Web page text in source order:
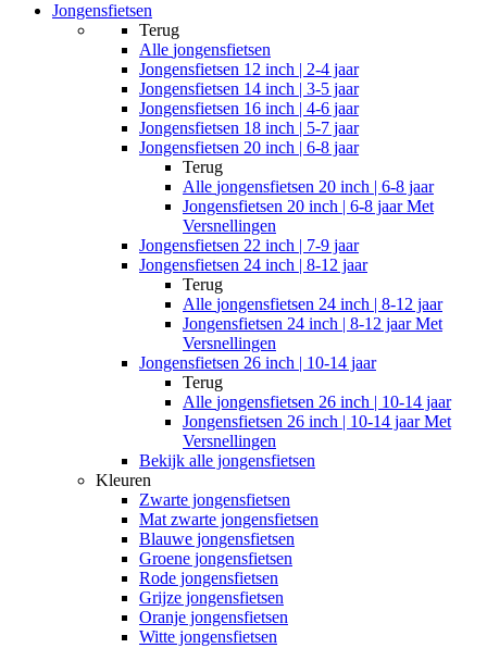
Jongensfietsen
Terug
Alle jongensfietsen
Jongensfietsen 12 inch | 2-4 jaar
Jongensfietsen 14 inch | 3-5 jaar
Jongensfietsen 16 inch | 4-6 jaar
Jongensfietsen 18 inch | 5-7 jaar
Jongensfietsen 20 inch | 6-8 jaar
Terug
Alle jongensfietsen 20 inch | 6-8 jaar
Jongensfietsen 20 inch | 6-8 jaar Met
Versnellingen
Jongensfietsen 22 inch | 7-9 jaar
Jongensfietsen 24 inch | 8-12 jaar
Terug
Alle jongensfietsen 24 inch | 8-12 jaar
Jongensfietsen 24 inch | 8-12 jaar Met
Versnellingen
Jongensfietsen 26 inch | 10-14 jaar
Terug
Alle jongensfietsen 26 inch | 10-14 jaar
Jongensfietsen 26 inch | 10-14 jaar Met
Versnellingen
Bekijk alle jongensfietsen
Kleuren
Zwarte jongensfietsen
Mat zwarte jongensfietsen
Blauwe jongensfietsen
Groene jongensfietsen
Rode jongensfietsen
Grijze jongensfietsen
Oranje jongensfietsen
Witte jongensfietsen